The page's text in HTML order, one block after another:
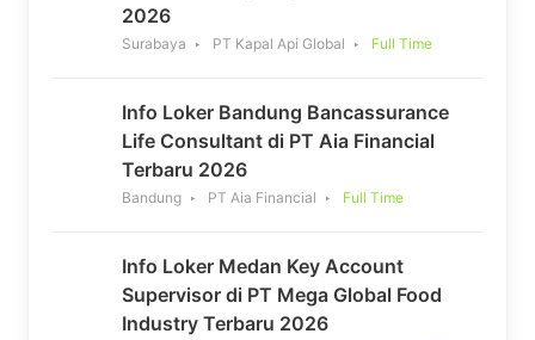
2026
Surabaya PT Kapal Api Global Full Time
Info Loker Bandung Bancassurance
Life Consultant di PT Aia Financial
Terbaru 2026
Bandung PT Aia Financial Full Time
Info Loker Medan Key Account
Supervisor di PT Mega Global Food
Industry Terbaru 2026